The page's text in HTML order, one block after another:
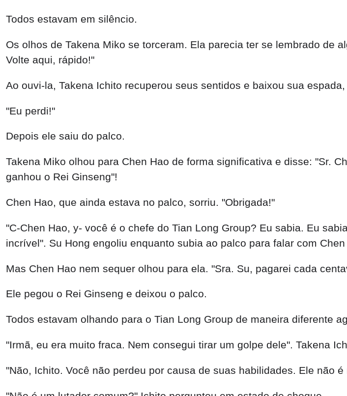
Todos estavam em silêncio.
Os olhos de Takena Miko se torceram. Ela parecia ter se lembrado de
Volte aqui, rápido!"
Ao ouvi-la, Takena Ichito recuperou seus sentidos e baixou sua
"Eu perdi!"
Depois ele saiu do palco.
Takena Miko olhou para Chen Hao de forma significativa e disse: "Sr.
ganhou o Rei Ginseng"!